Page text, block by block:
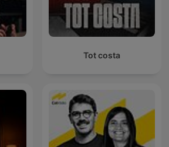
Tot costa